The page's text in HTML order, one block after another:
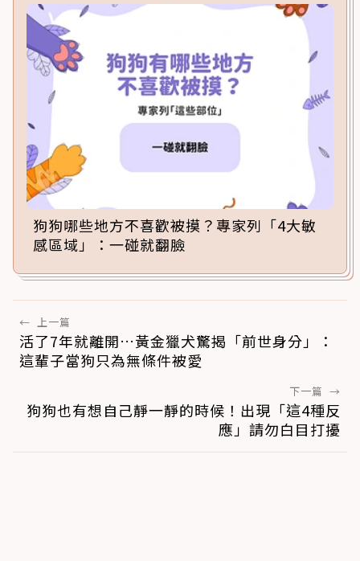
狗狗哪些地方不喜歡被摸？專家列「4大敏
感區域」：一碰就翻臉
← 上一篇
活了7年就離開…黃金獵犬驚揭「前世身分」：
這輩子當狗只為無條件被愛
下一篇 →
狗狗也有想自己靜一靜的時候！出現「這4種反
應」請勿白目打擾